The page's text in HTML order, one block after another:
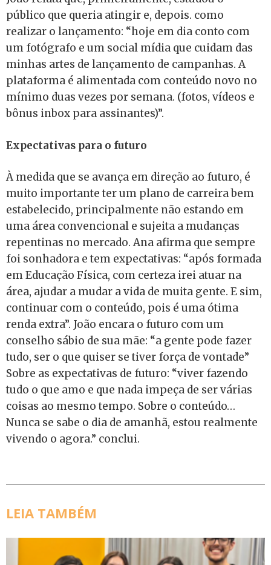
público que queria atingir e, depois. como
realizar o lançamento: “hoje em dia conto com
um fotógrafo e um social mídia que cuidam das
minhas artes de lançamento de campanhas. A
plataforma é alimentada com conteúdo novo no
mínimo duas vezes por semana. (fotos, vídeos e
bônus inbox para assinantes)”.
Expectativas para o futuro
À medida que se avança em direção ao futuro, é
muito importante ter um plano de carreira bem
estabelecido, principalmente não estando em
uma área convencional e sujeita a mudanças
repentinas no mercado. Ana afirma que sempre
foi sonhadora e tem expectativas: “após formada
em Educação Física, com certeza irei atuar na
área, ajudar a mudar a vida de muita gente. E sim,
continuar com o conteúdo, pois é uma ótima
renda extra”. João encara o futuro com um
conselho sábio de sua mãe: “a gente pode fazer
tudo, ser o que quiser se tiver força de vontade”
Sobre as expectativas de futuro: “viver fazendo
tudo o que amo e que nada impeça de ser várias
coisas ao mesmo tempo. Sobre o conteúdo…
Nunca se sabe o dia de amanhã, estou realmente
vivendo o agora.” conclui.
LEIA TAMBÉM